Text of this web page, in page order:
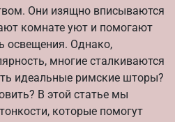
Они изящно вписываются
комнате уют и помогают
освещения. Однако,
многие сталкиваются
идеальные римские шторы?
В этой статье мы
которые помогут